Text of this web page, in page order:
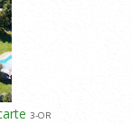
3-OR